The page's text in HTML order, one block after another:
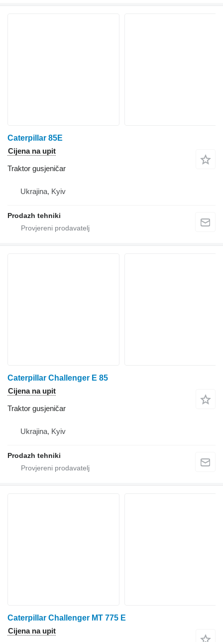
Caterpillar 85E
Cijena na upit
Traktor gusjeničar
Ukrajina, Kyiv
Prodazh tehniki
Caterpillar Challenger E 85
Cijena na upit
Traktor gusjeničar
Ukrajina, Kyiv
Prodazh tehniki
Caterpillar Challenger MT 775 E
Cijena na upit